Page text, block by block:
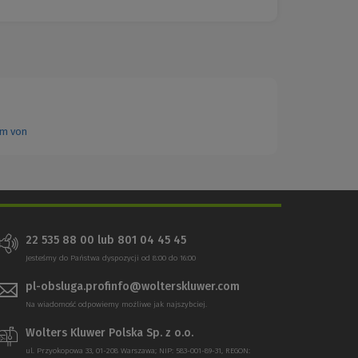
von
22 535 88 00 lub 801 04 45 45
Jesteśmy do Państwa dyspozycji od 8:00 do 16:00
pl-obsluga.profinfo@wolterskluwer.com
Na wiadomość odpowiemy możliwe jak najszybciej.
Wolters Kluwer Polska Sp. z o.o.
ul. Przyokopowa 33, 01-208 Warszawa; NIP: 583-001-89-31, REGON: